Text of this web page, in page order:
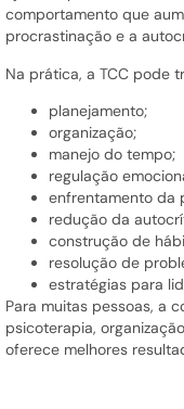
comportamento que
procrastinação e a
Na prática, a TCC pode
planejamento;
organização;
manejo do tempo;
regulação
enfrentamento da
redução da
construção de
resolução de
estratégias para
Para muitas pessoas, a
psicoterapia,
oferece melhores